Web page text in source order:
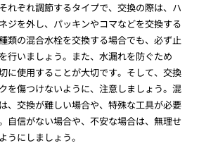
れぞれ調節するタイプで、交換の際は、ハ
ジを外し、パッキンやコマなどを交換する
類の混合水栓を交換する場合でも、必ず止
行いましょう。また、水漏れを防ぐため
に使用することが大切です。そして、交換
を傷つけないように、注意しましょう。混
、交換が難しい場合や、特殊な工具が必要
自信がない場合や、不安な場合は、無理せ
うにしましょう。